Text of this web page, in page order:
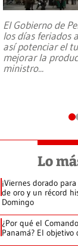
El Gobierno de
los días feriados
así potenciar el
mejorar la
ministro...
Lo
¡Viernes dorado
de oro y un récord
Domingo
¿Por qué el
Panamá? El